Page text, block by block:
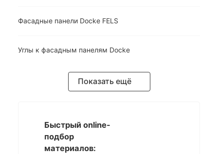
Фасадные панели Docke FELS
Углы к фасадным панелям Docke
Показать ещё
Быстрый online-
подбор
материалов: